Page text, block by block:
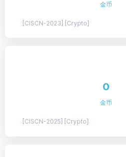
金币
[CISCN-2023] [Crypto]
0
金币
[CISCN-2025] [Crypto]